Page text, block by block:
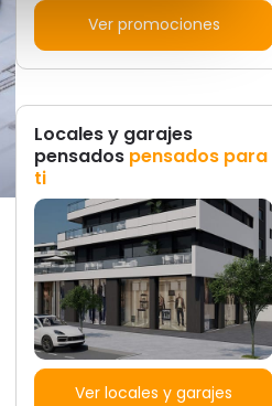
Ver promociones
Locales y garajes
pensados pensados para
ti
Ver locales y garajes